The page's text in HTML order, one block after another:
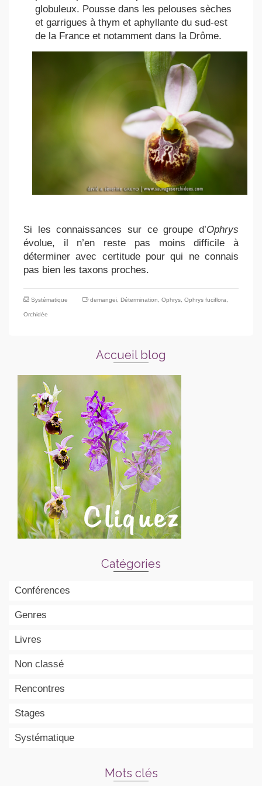
globuleux. Pousse dans les pelouses sèches
et garrigues à thym et aphyllante du sud-est
de la France et notamment dans la Drôme.
Si les connaissances sur ce groupe d’Ophrys
évolue, il n’en reste pas moins difficile à
déterminer avec certitude pour qui ne connais
pas bien les taxons proches.
Systématique demangei, Détermination, Ophrys, Ophrys fuciflora,
Orchidée
Accueil blog
Catégories
Conférences
Genres
Livres
Non classé
Rencontres
Stages
Systématique
Mots clés